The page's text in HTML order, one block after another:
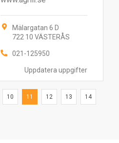
Uppdatera uppgifter
Mälargatan 6 D
722 10 VÄSTERÅS
021-125950
10 11 12 13 14